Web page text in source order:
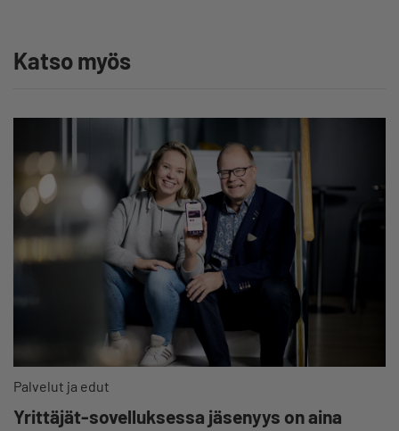
Katso myös
Palvelut ja edut
Yrittäjät-sovelluksessa jäsenyys on aina